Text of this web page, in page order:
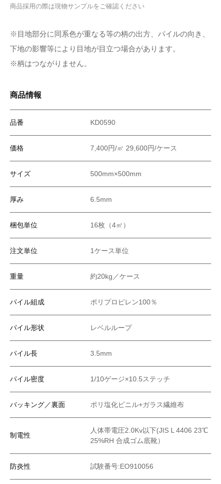
商品採用の際は現物サンプルをご確認ください
※目地部分に同系色が重なる等の柄の出方、パイルの向き、
下地の影響等により目地が目立つ場合があります。
※柄はつながりません。
商品情報
品番 KD0590
価格 7,400円/㎡ 29,600円/ケース
サイズ 500mm×500mm
厚み 6.5mm
梱包単位 16枚（4㎡）
注文単位 1ケース単位
重量 約20kg／ケース
パイル組成 ポリプロピレン100％
パイル形状 レベルループ
パイル長 3.5mm
パイル密度 1/10ゲージ×10.5ステッチ
バッキング／裏面 ポリ塩化ビニル+ガラス繊維布
制電性
人体帯電圧2.0Kv以下(JIS L 4406 23℃
25%RH 合成ゴム底靴）
防炎性 試験番号:EO910056